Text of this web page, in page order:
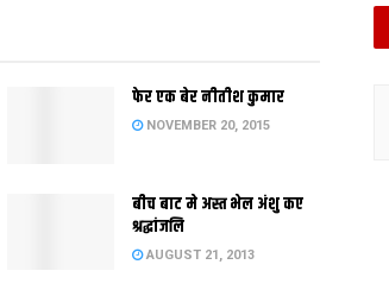
फेर एक बेर नीतीश कुमार
NOVEMBER 20, 2015
बीच बाट मे अस्त भेल अंशु कए
श्रद्धांजलि
AUGUST 21, 2013